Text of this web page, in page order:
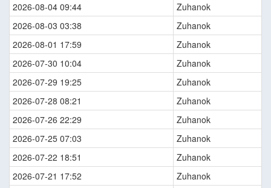
2026-08-04 09:44
Zuhanok
2026-08-03 03:38
Zuhanok
2026-08-01 17:59
Zuhanok
2026-07-30 10:04
Zuhanok
2026-07-29 19:25
Zuhanok
2026-07-28 08:21
Zuhanok
2026-07-26 22:29
Zuhanok
2026-07-25 07:03
Zuhanok
2026-07-22 18:51
Zuhanok
2026-07-21 17:52
Zuhanok